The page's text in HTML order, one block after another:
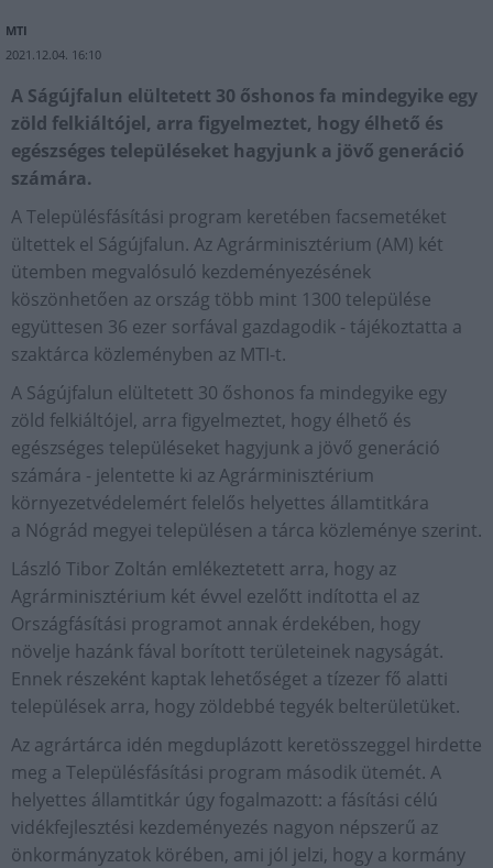
MTI
2021.12.04. 16:10
A Ságújfalun elültetett 30 őshonos fa mindegyike egy
zöld felkiáltójel, arra figyelmeztet, hogy élhető és
egészséges településeket hagyjunk a jövő generáció
számára.
A Településfásítási program keretében facsemetéket
ültettek el Ságújfalun. Az Agrárminisztérium (AM) két
ütemben megvalósuló kezdeményezésének
köszönhetően az ország több mint 1300 települése
együttesen 36 ezer sorfával gazdagodik - tájékoztatta a
szaktárca közleményben az MTI-t.
A Ságújfalun elültetett 30 őshonos fa mindegyike egy
zöld felkiáltójel, arra figyelmeztet, hogy élhető és
egészséges településeket hagyjunk a jövő generáció
számára - jelentette ki az Agrárminisztérium
környezetvédelemért felelős helyettes államtitkára
a Nógrád megyei településen a tárca közleménye szerint.
László Tibor Zoltán emlékeztetett arra, hogy az
Agrárminisztérium két évvel ezelőtt indította el az
Országfásítási programot annak érdekében, hogy
növelje hazánk fával borított területeinek nagyságát.
Ennek részeként kaptak lehetőséget a tízezer fő alatti
települések arra, hogy zöldebbé tegyék belterületüket.
Az agrártárca idén megduplázott keretösszeggel hirdette
meg a Településfásítási program második ütemét. A
helyettes államtitkár úgy fogalmazott: a fásítási célú
vidékfejlesztési kezdeményezés nagyon népszerű az
önkormányzatok körében, ami jól jelzi, hogy a kormány